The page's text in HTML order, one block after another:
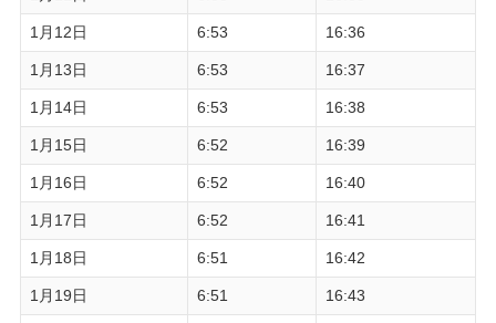
1月12日 6:53 16:36
1月13日 6:53 16:37
1月14日 6:53 16:38
1月15日 6:52 16:39
1月16日 6:52 16:40
1月17日 6:52 16:41
1月18日 6:51 16:42
1月19日 6:51 16:43